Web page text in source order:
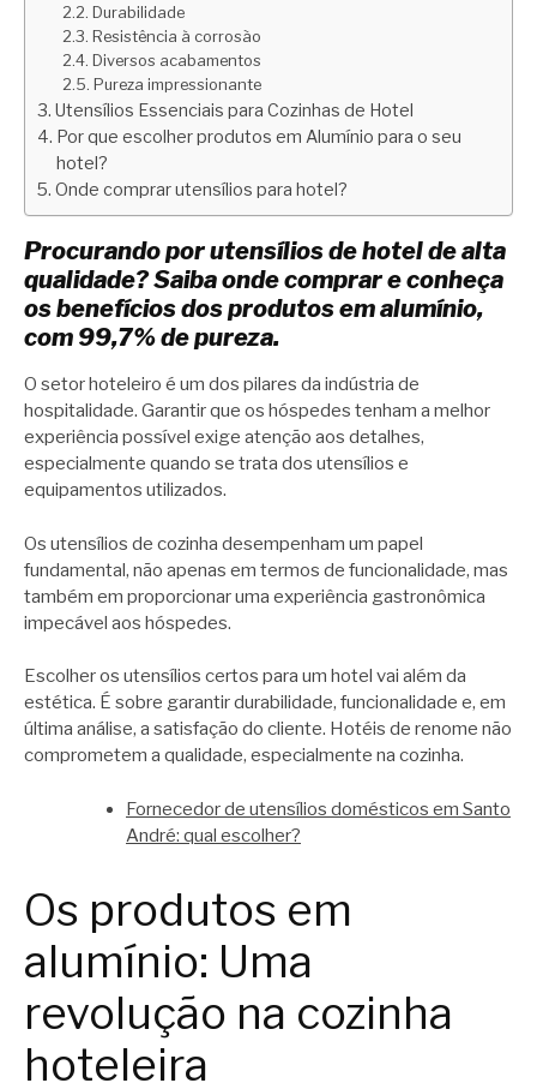
Durabilidade
Resistência à corrosão
Diversos acabamentos
Pureza impressionante
Utensílios Essenciais para Cozinhas de Hotel
Por que escolher produtos em Alumínio para o seu
hotel?
Onde comprar utensílios para hotel?
Procurando por utensílios de hotel de alta
qualidade? Saiba onde comprar e conheça
os benefícios dos produtos em alumínio,
com 99,7% de pureza.
O setor hoteleiro é um dos pilares da indústria de
hospitalidade. Garantir que os hóspedes tenham a melhor
experiência possível exige atenção aos detalhes,
especialmente quando se trata dos utensílios e
equipamentos utilizados.
Os utensílios de cozinha desempenham um papel
fundamental, não apenas em termos de funcionalidade, mas
também em proporcionar uma experiência gastronômica
impecável aos hóspedes.
Escolher os utensílios certos para um hotel vai além da
estética. É sobre garantir durabilidade, funcionalidade e, em
última análise, a satisfação do cliente. Hotéis de renome não
comprometem a qualidade, especialmente na cozinha.
Fornecedor de utensílios domésticos em Santo
André: qual escolher?
Os produtos em
alumínio: Uma
revolução na cozinha
hoteleira